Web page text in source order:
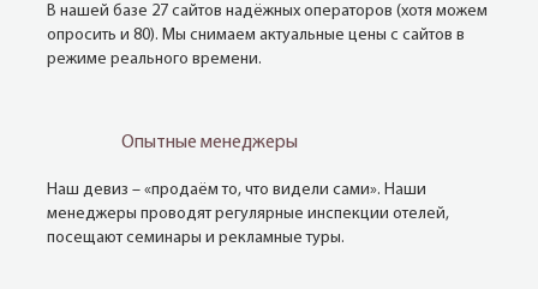
В нашей базе 27 сайтов надёжных операторов (хотя можем
опросить и 80). Мы снимаем актуальные цены с сайтов в
режиме реального времени.
Опытные менеджеры
Наш девиз – «продаём то, что видели сами». Наши
менеджеры проводят регулярные инспекции отелей,
посещают семинары и рекламные туры.